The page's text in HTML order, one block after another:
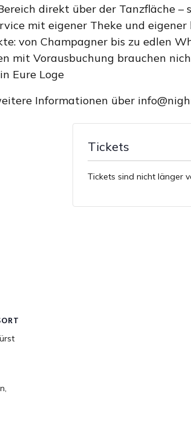
direkt über der Tanzfläche
mit eigener Theke und eigener
von Champagner bis zu edlen
mit Vorausbuchung brauchen
Eure Loge
Informationen über
,
Tickets
Tickets sind nicht länger